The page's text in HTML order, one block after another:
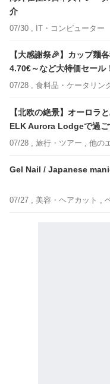
介
07/30 , IT・コンピューター
【大感謝祭🎉】カップ麺
4.70€～など大特価セール
07/28 , 食料品・ケータリン
【北欧の絶景】オーロラ
ELK Aurora Lodgeで過ご
07/28 , 旅行・ツアー , 他の
Gel Nail / Japanese
07/27 , 美容・ヘアカット ,